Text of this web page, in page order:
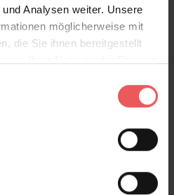
Analysen weiter. Unsere
möglicherweise mit
die Sie ihnen bereitgestellt